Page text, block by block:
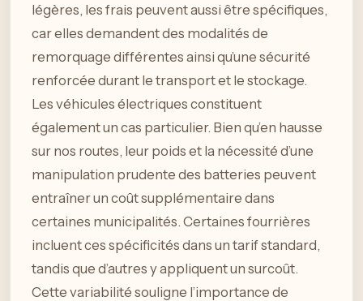
légères, les frais peuvent aussi être spécifiques,
car elles demandent des modalités de
remorquage différentes ainsi qu’une sécurité
renforcée durant le transport et le stockage.
Les véhicules électriques constituent
également un cas particulier. Bien qu’en hausse
sur nos routes, leur poids et la nécessité d’une
manipulation prudente des batteries peuvent
entraîner un coût supplémentaire dans
certaines municipalités. Certaines fourrières
incluent ces spécificités dans un tarif standard,
tandis que d’autres y appliquent un surcoût.
Cette variabilité souligne l’importance de